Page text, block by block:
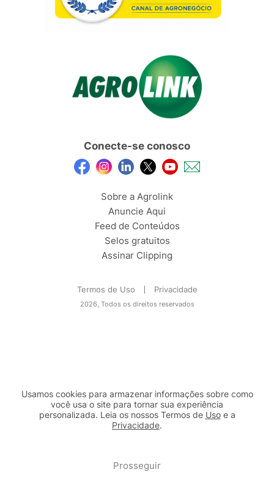
Conecte-se conosco
Sobre a Agrolink
Anuncie Aqui
Feed de Conteúdos
Selos gratuitos
Assinar Clipping
Termos de Uso Privacidade
2026, Todos os direitos reservados
Usamos cookies para armazenar informações sobre como
você usa o site para tornar sua experiência
personalizada. Leia os nossos Termos de Usoe a
Privacidade.
Prosseguir